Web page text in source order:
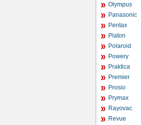
Olympus
Panasonic
Pentax
Platon
Polaroid
Powery
Praktica
Premier
Prosio
Prymax
Rayovac
Revue